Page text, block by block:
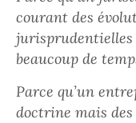
courant des
jurisprudentielles
beaucoup de
Parce qu’un
doctrine mais